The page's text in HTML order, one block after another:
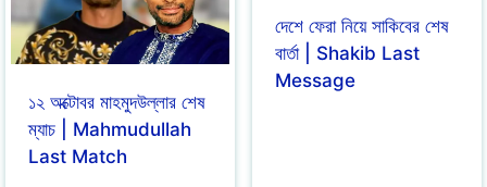
১২ অক্টোবর মাহমুদউল্লার শেষ
ম্যাচ | Mahmudullah
Last Match
দেশে ফেরা নিয়ে সাকিবের শেষ
বার্তা | Shakib Last
Message